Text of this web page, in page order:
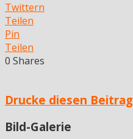
Twittern
Teilen
Pin
Teilen
0 Shares
Drucke diesen Beitrag
Bild-Galerie